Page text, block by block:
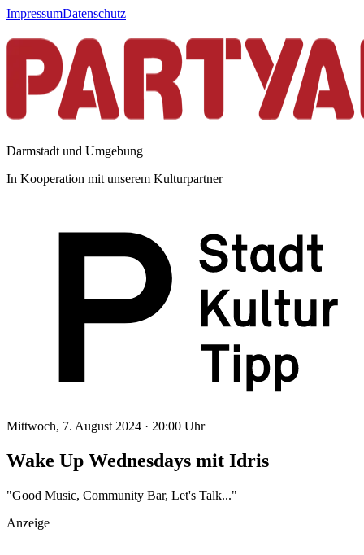
ImpressumDatenschutz
Darmstadt und Umgebung
In Kooperation mit unserem Kulturpartner
Mittwoch, 7. August 2024 · 20:00 Uhr
Wake Up Wednesdays mit Idris
"Good Music, Community Bar, Let's Talk..."
Anzeige